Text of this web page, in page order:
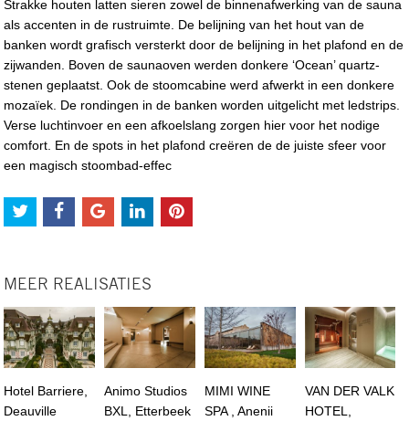
Strakke houten latten sieren zowel de binnenafwerking van de sauna
als accenten in de rustruimte. De belijning van het hout van de
banken wordt grafisch versterkt door de belijning in het plafond en de
zijwanden. Boven de saunaoven werden donkere ‘Ocean’ quartz-
stenen geplaatst. Ook de stoomcabine werd afwerkt in een donkere
mozaïek. De rondingen in de banken worden uitgelicht met ledstrips.
Verse luchtinvoer en een afkoelslang zorgen hier voor het nodige
comfort. En de spots in het plafond creëren de de juiste sfeer voor
een magisch stoombad-effec
MEER REALISATIES
Hotel Barriere,
Deauville
Animo Studios
BXL, Etterbeek
MIMI WINE
SPA , Anenii
VAN DER VALK
HOTEL,